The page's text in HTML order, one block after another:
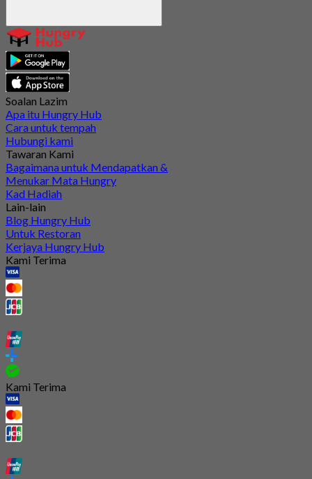
Soalan Lazim
Apa itu Hungry Hub
Cara untuk tempah
Hubungi kami
Tawaran Kami
Bagaimana untuk Mendapatkan &
Menukar Mata Hungry
Kad Hadiah
Lain-lain
Blog Hungry Hub
Untuk Restoran
Kerjaya Hungry Hub
Kami Terima
Kami Terima